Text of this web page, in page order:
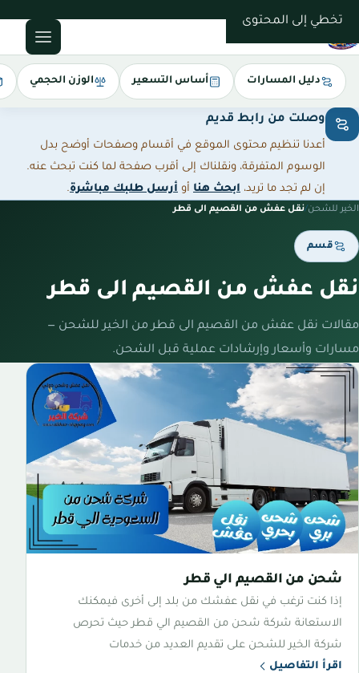
تخطي إلى المحتوى
دليل المسارات أساس التسعير الوزن الحجمي
وصلت من رابط قديم
أعدنا تنظيم محتوى الموقع في أقسام وصفحات أوضح بدل
الوسوم المتفرقة، ونقلناك إلى أقرب صفحة لما كنت تبحث عنه.
إن لم تجد ما تريد، ابحث هنا أو أرسل طلبك مباشرة.
الخير للشحن/نقل عفش من القصيم الى قطر
قسم
نقل عفش من القصيم الى قطر
مقالات نقل عفش من القصيم الى قطر من الخير للشحن —
مسارات وأسعار وإرشادات عملية قبل الشحن.
شحن من القصيم الي قطر
إذا كنت ترغب في نقل عفشك من بلد إلى أخرى فيمكنك
الاستعانة شركة شحن من القصيم الي قطر حيث تحرص
شركة الخير للشحن على تقديم العديد من خدمات
اقرأ التفاصيل